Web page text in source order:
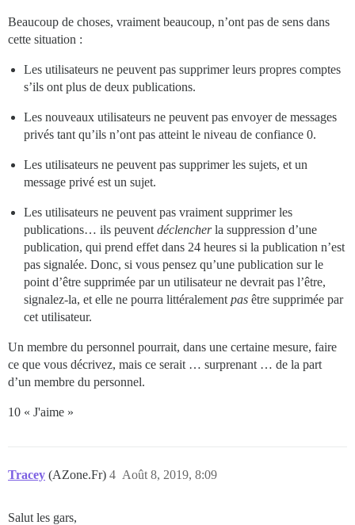
Beaucoup de choses, vraiment beaucoup, n’ont pas de sens dans
cette situation :
Les utilisateurs ne peuvent pas supprimer leurs propres comptes
s’ils ont plus de deux publications.
Les nouveaux utilisateurs ne peuvent pas envoyer de messages
privés tant qu’ils n’ont pas atteint le niveau de confiance 0.
Les utilisateurs ne peuvent pas supprimer les sujets, et un
message privé est un sujet.
Les utilisateurs ne peuvent pas vraiment supprimer les
publications… ils peuvent déclencherla suppression d’une
publication, qui prend effet dans 24 heures si la publication n’est
pas signalée. Donc, si vous pensez qu’une publication sur le
point d’être supprimée par un utilisateur ne devrait pas l’être,
signalez-la, et elle ne pourra littéralement pas être supprimée par
cet utilisateur.
Un membre du personnel pourrait, dans une certaine mesure, faire
ce que vous décrivez, mais ce serait … surprenant … de la part
d’un membre du personnel.
10 « J'aime »
Tracey (AZone.Fr) Août 8, 2019, 8:09
4
Salut les gars,